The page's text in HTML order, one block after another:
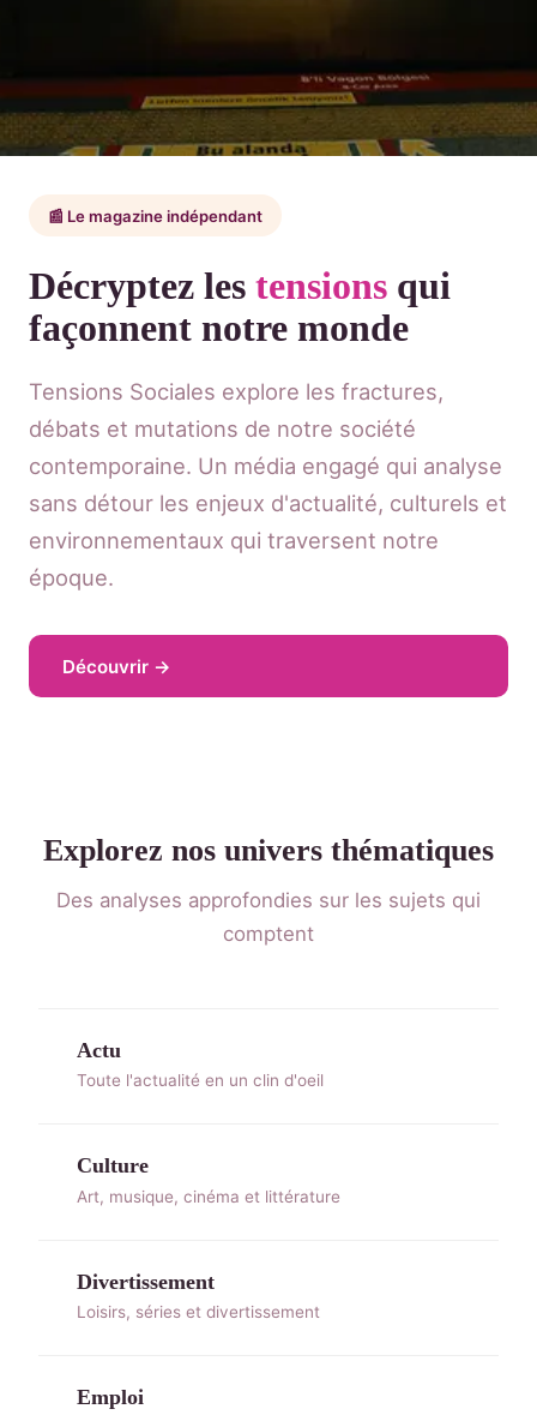
📰 Le magazine indépendant
Décryptez les tensions qui
façonnent notre monde
Tensions Sociales explore les fractures,
débats et mutations de notre société
contemporaine. Un média engagé qui analyse
sans détour les enjeux d'actualité, culturels et
environnementaux qui traversent notre
époque.
Découvrir →
Explorez nos univers thématiques
Des analyses approfondies sur les sujets qui
comptent
Actu
Toute l'actualité en un clin d'oeil
Culture
Art, musique, cinéma et littérature
Divertissement
Loisirs, séries et divertissement
Emploi